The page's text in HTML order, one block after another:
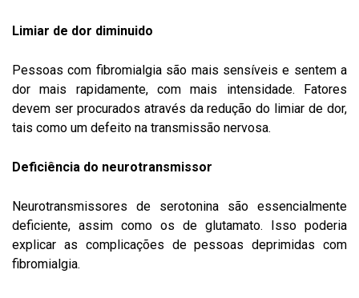
Limiar de dor diminuido
Pessoas com fibromialgia são mais sensíveis e sentem a
dor mais rapidamente, com mais intensidade. Fatores
devem ser procurados através da redução do limiar de dor,
tais como um defeito na transmissão nervosa.
Deficiência do neurotransmissor
Neurotransmissores de serotonina são essencialmente
deficiente, assim como os de glutamato. Isso poderia
explicar as complicações de pessoas deprimidas com
fibromialgia.